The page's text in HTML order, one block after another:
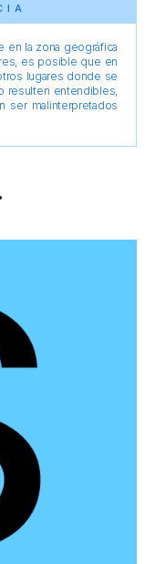
en la zona geográfica
es posible que en
lugares donde se
resulten entendibles,
ser malinterpretados